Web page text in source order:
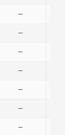
—
—
—
—
—
—
—